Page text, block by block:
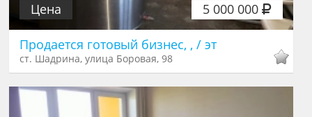
5 000 000
Цена
Продается готовый бизнес, , / эт
ст. Шадрина, улица Боровая, 98